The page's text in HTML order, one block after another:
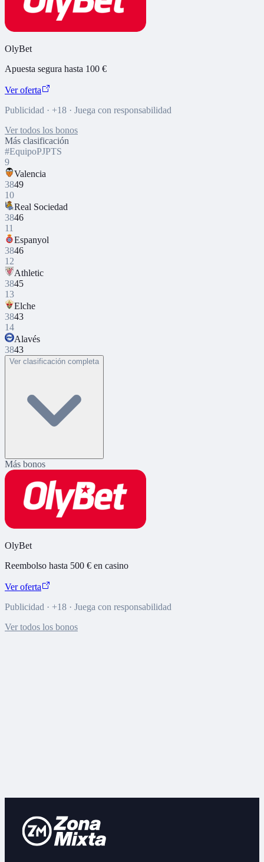
OlyBet
Apuesta segura hasta 100 €
Ver oferta
Publicidad · +18 · Juega con responsabilidad
Ver todos los bonos
Más clasificación
#EquipoPJPTS
9
Valencia
3849
10
Real Sociedad
3846
11
Espanyol
3846
12
Athletic
3845
13
Elche
3843
14
Alavés
3843
Ver clasificación completa
Más bonos
OlyBet
Reembolso hasta 500 € en casino
Ver oferta
Publicidad · +18 · Juega con responsabilidad
Ver todos los bonos